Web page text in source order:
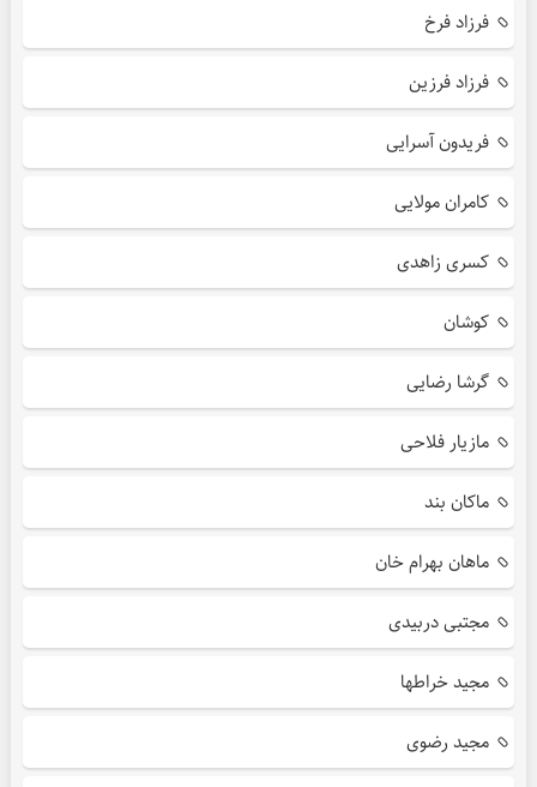
فرزاد فرخ
فرزاد فرزین
فریدون آسرایی
کامران مولایی
کسری زاهدی
کوشان
گرشا رضایی
مازیار فلاحی
ماکان بند
ماهان بهرام خان
مجتبی دربیدی
مجید خراطها
مجید رضوی